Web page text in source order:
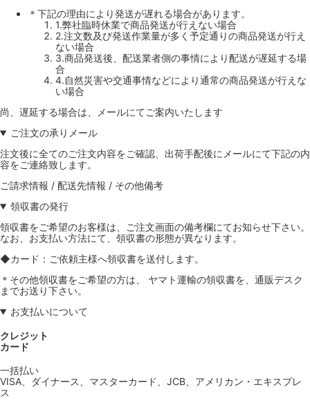
＊下記の理由により発送が遅れる場合があります。
1.弊社臨時休業で商品発送が行えない場合
2.注文数及び発送作業量が多く予定通りの商品発送が行え
ない場合
3.商品発送後、配送業者側の事情により配送が遅延する場
合
4.自然災害や交通事情などにより通常の商品発送が行えな
い場合
尚、遅延する場合は、メールにてご案内いたします
ご注文の承りメール
注文後に全てのご注文内容をご確認、出荷手配後にメールにて下記の内
容をご連絡致します。
ご請求情報 / 配送先情報 / その他備考
領収書の発行
領収書をご希望のお客様は、ご注文画面の備考欄にてお知らせ下さい。
なお、お支払い方法にて、領収書の形態が異なります。
◆カード：ご依頼主様へ領収書を送付します。
＊その他領収書をご希望の方は、 ヤマト運輸の領収書を、通販デスク
までお送り下さい。
お支払いについて
クレジット
カード
一括払い
VISA、ダイナース、マスターカード、JCB、アメリカン・エキスプレ
ス